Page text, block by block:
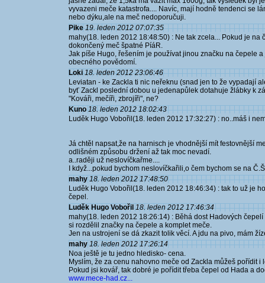
vyvazeni meče katastrofa.... Navíc, mají hodně tendenci se
nebo dýku,ale na meč nedoporučuji.
Pike 19. leden 2012 07:07:35
mahy(18. leden 2012 18:48:50) : Ne tak zcela... Pokud je
dokončený meč špatné PíáR.
Jak píše Hugo, řešením je používat jinou značku na čepele
obecného povědomí.
Loki 18. leden 2012 23:06:46
Leviatan - ke Zackla ti nic neřeknu (snad jen to že vypadají
byť Zackl poslední dobou u jedenapůlek dotahuje žlábky k
"Kováři, mečíři, zbrojíři", ne?
Kuno 18. leden 2012 18:02:43
Luděk Hugo Vobořil(18. leden 2012 17:32:27) : no..máš i
Já chtěl napsat,že na harnisch je vhodnější mít festovnější
odlišném způsobu držení až tak moc nevadí.
a..raději už neslovíčkařme....
I když...pokud bychom neslovíčkařili,o čem bychom se na
mahy 18. leden 2012 17:48:50
Luděk Hugo Vobořil(18. leden 2012 18:46:34) : tak to už je
čepel.
Luděk Hugo Vobořil 18. leden 2012 17:46:34
mahy(18. leden 2012 18:26:14) : Běhá dost Hadových
si rozdělil značky na čepele a komplet meče.
Jen na ustrojení se dá zkazit tolik věcí. A jdu na pivo, mám
mahy 18. leden 2012 17:26:14
Noa ještě je tu jedno hledisko- cena.
Myslím, že za cenu nahovno meče od Zackla můžeš pořídit
Pokud jsi kovář, tak dobré je pořídit třeba čepel od Hada a
www.mece-had.cz...